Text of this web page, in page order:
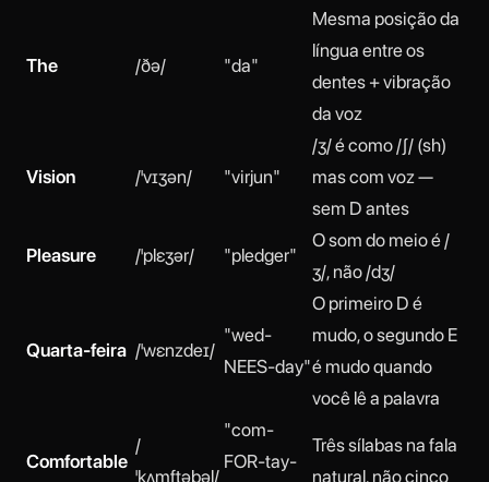
The /ðə/ "da"
Mesma posição da
língua entre os
dentes + vibração
da voz
Vision /ˈvɪʒən/ "virjun"
/ʒ/ é como /ʃ/ (sh)
mas com voz —
sem D antes
Pleasure /ˈplɛʒər/ "pledger"
O som do meio é /
ʒ/, não /dʒ/
Quarta-feira /ˈwɛnzdeɪ/
"wed-
NEES-day"
O primeiro D é
mudo, o segundo E
é mudo quando
você lê a palavra
Comfortable
/
ˈkʌmftəbəl/
"com-
FOR-tay-
Três sílabas na fala
natural, não cinco